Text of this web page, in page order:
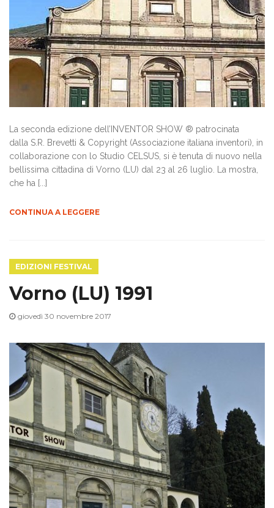
La seconda edizione dell’INVENTOR SHOW ® patrocinata
dalla S.R. Brevetti & Copyright (Associazione italiana inventori), in
collaborazione con lo Studio CELSUS, si è tenuta di nuovo nella
bellissima cittadina di Vorno (LU) dal 23 al 26 luglio. La mostra,
che ha [...]
CONTINUA A LEGGERE
EDIZIONI FESTIVAL
Vorno (LU) 1991
giovedì 30 novembre 2017